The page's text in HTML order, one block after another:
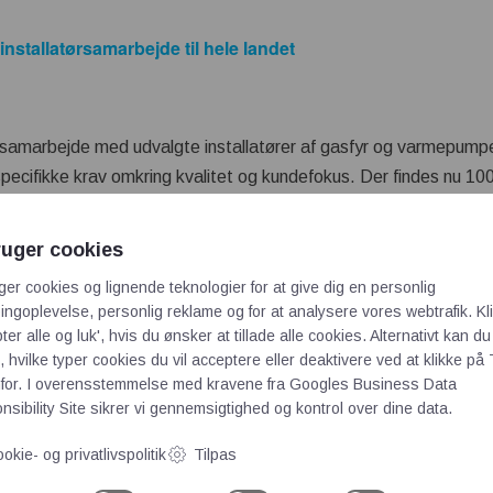
til hele landet
med udvalgte installatører af gasfyr og
krav omkring kvalitet og kundefokus. Der findes nu
have mange funktioner
og robusthed. Producenterne må lægge sig i selen for
lyder det fra dørproducenten Swedoor.
cookies
cookies og lignende teknologier for at give dig en personlig
personlig reklame og for at analysere vores webtrafik.
alle og luk', hvis du ønsker at tillade alle cookies. Alternativt kan du
hvilke typer cookies du vil acceptere eller deaktivere ved at klikke på
I overensstemmelse med kravene fra Googles Business Data
Site sikrer vi gennemsigtighed og kontrol over dine data.
og privatlivspolitik Tilpas